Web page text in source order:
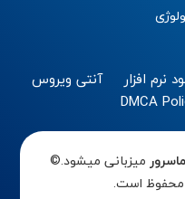
نرم افزار
آنتی ویروس
DMCA
میزبانی میشود.©